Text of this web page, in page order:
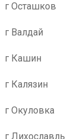
г Осташков
г Валдай
г Кашин
г Калязин
г Окуловка
г Лихославль